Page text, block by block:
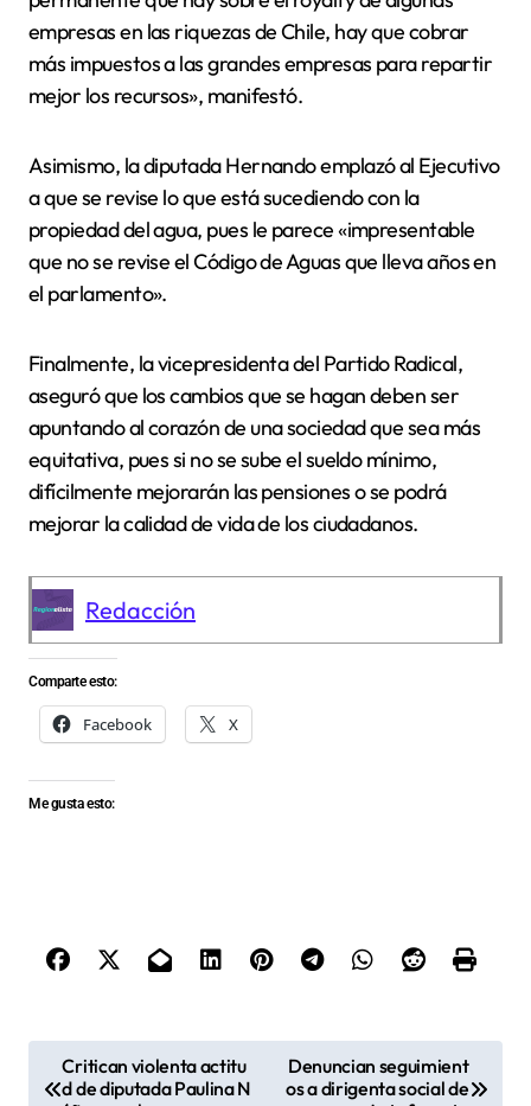
empresas en las riquezas de Chile, hay que cobrar
más impuestos a las grandes empresas para repartir
mejor los recursos», manifestó.
Asimismo, la diputada Hernando emplazó al Ejecutivo
a que se revise lo que está sucediendo con la
propiedad del agua, pues le parece «impresentable
que no se revise el Código de Aguas que lleva años en
el parlamento».
Finalmente, la vicepresidenta del Partido Radical,
aseguró que los cambios que se hagan deben ser
apuntando al corazón de una sociedad que sea más
equitativa, pues si no se sube el sueldo mínimo,
difícilmente mejorarán las pensiones o se podrá
mejorar la calidad de vida de los ciudadanos.
Redacción
Comparte esto:
Facebook X
Me gusta esto:
Critican violenta actitu
d de diputada Paulina N
Denuncian seguimient
os a dirigenta social de